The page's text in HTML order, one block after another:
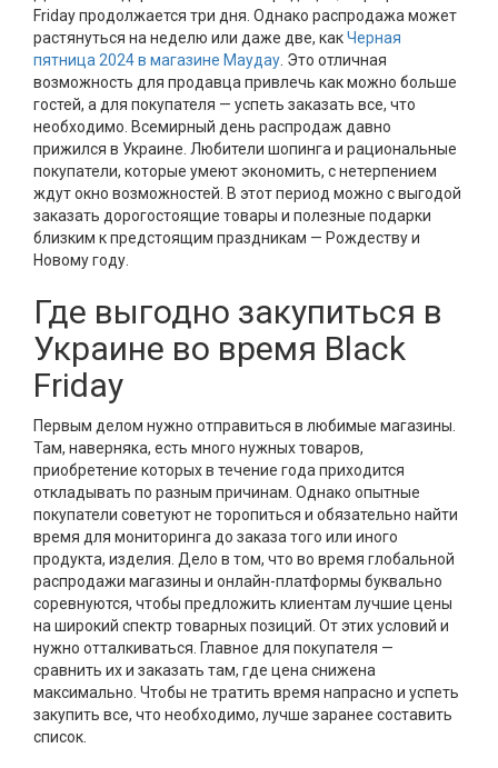
Friday продолжается три дня. Однако распродажа может
растянуться на неделю или даже две, какЧерная
пятница 2024 в магазине Маудау . Это отличная
возможность для продавца привлечь как можно больше
гостей, а для покупателя — успеть заказать все, что
необходимо. Всемирный день распродаж давно
прижился в Украине. Любители шопинга и рациональные
покупатели, которые умеют экономить, с нетерпением
ждут окно возможностей. В этот период можно с выгодой
заказать дорогостоящие товары и полезные подарки
близким к предстоящим праздникам — Рождеству и
Новому году.
Где выгодно закупиться в
Украине во время Black
Friday
Первым делом нужно отправиться в любимые магазины.
Там, наверняка, есть много нужных товаров,
приобретение которых в течение года приходится
откладывать по разным причинам. Однако опытные
покупатели советуют не торопиться и обязательно найти
время для мониторинга до заказа того или иного
продукта, изделия. Дело в том, что во время глобальной
распродажи магазины и онлайн-платформы буквально
соревнуются, чтобы предложить клиентам лучшие цены
на широкий спектр товарных позиций. От этих условий и
нужно отталкиваться. Главное для покупателя —
сравнить их и заказать там, где цена снижена
максимально. Чтобы не тратить время напрасно и успеть
закупить все, что необходимо, лучше заранее составить
список.